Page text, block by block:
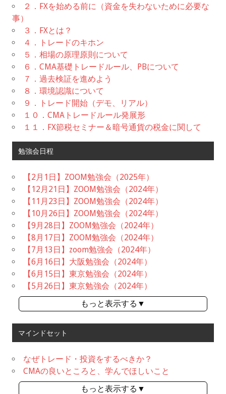
２．FXを始める前に（資金を失わないために必要な
事）
３．FXとは？
４．トレードのキホン
５．相場の原理原則について
６．CMA基礎トレードルール、PBについて
７．過去検証を進めよう
８．環境認識について
９．トレード開始（デモ、リアル）
１０．CMAトレードルール発展形
１１．FX節税セミナー＆暗号通貨の税金に関して
勉強会日程
【2月1日】ZOOM勉強会（2025年）
【12月21日】ZOOM勉強会（2024年）
【11月23日】ZOOM勉強会（2024年）
【10月26日】ZOOM勉強会（2024年）
【9月28日】ZOOM勉強会（2024年）
【8月17日】ZOOM勉強会（2024年）
【7月13日】zoom勉強会（2024年）
【6月16日】大阪勉強会（2024年）
【6月15日】東京勉強会（2024年）
【5月26日】東京勉強会（2024年）
もっと表示する▼
マインドセット
なぜトレード・投資をするべきか？
CMAの良いところと、学んでほしいこと
もっと表示する▼